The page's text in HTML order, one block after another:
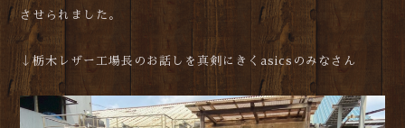
させられました。
↓栃木レザー工場長のお話しを真剣にきくasicsのみなさん